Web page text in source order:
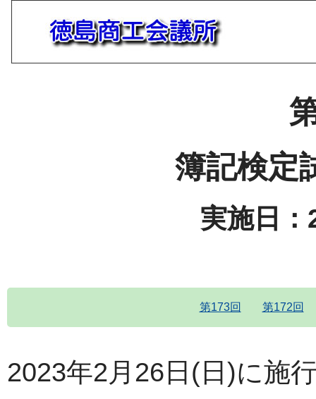
簿記検定
実施日：
第173回 第172回
2023年2月26日(日)に施